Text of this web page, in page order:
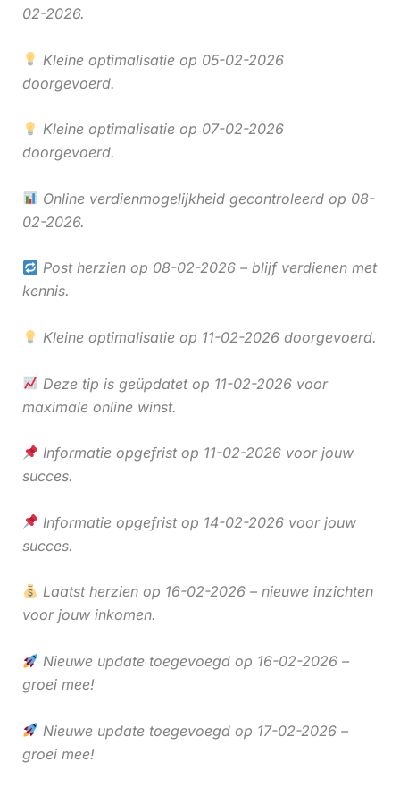
02-2026.
Kleine optimalisatie op 05-02-2026
doorgevoerd.
Kleine optimalisatie op 07-02-2026
doorgevoerd.
Online verdienmogelijkheid gecontroleerd op 08-
02-2026.
Post herzien op 08-02-2026 – blijf verdienen met
kennis.
Kleine optimalisatie op 11-02-2026 doorgevoerd.
Deze tip is geüpdatet op 11-02-2026 voor
maximale online winst.
Informatie opgefrist op 11-02-2026 voor jouw
succes.
Informatie opgefrist op 14-02-2026 voor jouw
succes.
Laatst herzien op 16-02-2026 – nieuwe inzichten
voor jouw inkomen.
Nieuwe update toegevoegd op 16-02-2026 –
groei mee!
Nieuwe update toegevoegd op 17-02-2026 –
groei mee!